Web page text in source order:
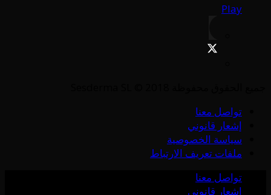
Play
تواصل معنا
إشعار قانوني
سياسة الخصوصية
ملفات تعريف الارتباط
تواصل معنا
إشعار قانوني